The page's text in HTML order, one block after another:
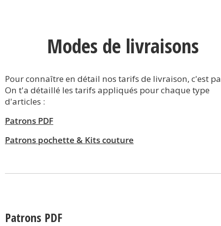
Modes de livraisons
Pour connaître en détail nos tarifs de livraison, c'est
On t'a détaillé les tarifs appliqués pour chaque type
d'articles :
Patrons PDF
Patrons pochette & Kits couture
Patrons PDF